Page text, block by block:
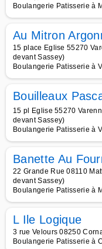
Boulangerie Patisserie à
Au Mitron
15 place Eglise 55270
devant Sassey)
Boulangerie Patisserie à
Bouilleaux
15 pl Eglise 55270
devant Sassey)
Boulangerie Patisserie à
Banette Au
22 Grande Rue 08110
devant Sassey)
Boulangerie Patisserie à
L Ile Logique
3 rue Velours 08250
Boulangerie Patisserie à